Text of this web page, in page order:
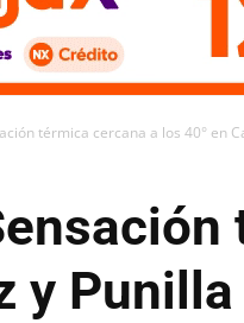
térmica cercana a los 40° en
y Punilla